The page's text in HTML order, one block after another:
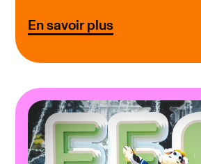
En savoir plus